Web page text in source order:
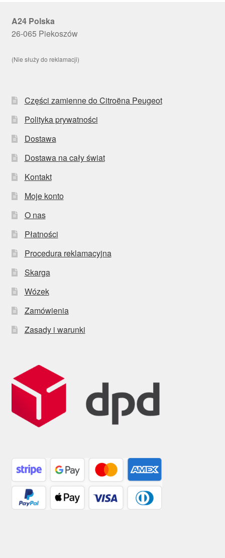
A24 Polska
26-065 Piekoszów
(Nie służy do reklamacji)
Części zamienne do Citroëna Peugeot
Polityka prywatności
Dostawa
Dostawa na cały świat
Kontakt
Moje konto
O nas
Płatności
Procedura reklamacyjna
Skarga
Wózek
Zamówienia
Zasady i warunki